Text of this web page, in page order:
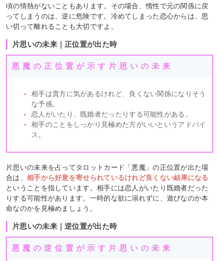
頃の情熱がないこともあります。その場合、惰性で元の関係に戻
ってしまうのは、逆に危険です。冷めてしまった恋心からは、思
い切って離れることも大切ですよ。
片思いの未来｜正位置が出た時
悪魔の正位置が示す片思いの未来
相手は貴方に気があるけれど、良くない関係になりそう
な予感。
恋人がいたり、既婚者だったりする可能性がある。
相手のことをしっかり見極めた方がいいというアドバイ
ス。
片思いの未来を占ってタロットカード「悪魔」の正位置が出た場
合は、 相手から好意を寄せられているけれど良くない結果になる
ということを指しています。相手には恋人がいたり既婚者だった
りする可能性があります。一時的な欲に溺れずに、遊びなのか本
命なのかを見極めましょう。
片思いの未来｜逆位置が出た時
悪魔の逆位置が示す片思いの未来